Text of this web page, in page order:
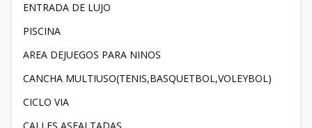
ENTRADA DE LUJO
PISCINA
AREA DEJUEGOS PARA NINOS
CANCHA MULTIUSO(TENIS,BASQUETBOL,VOLEYBOL)
CICLO VIA